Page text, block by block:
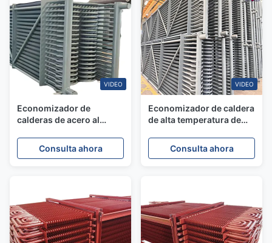
VIDEO
Economizador de
calderas de acero al
aplicaciones de baja/alta
presión con consumo de
Consulta ahora
VIDEO
Economizador de caldera
de alta temperatura de
colector para
recuperación de calor
Consulta ahora